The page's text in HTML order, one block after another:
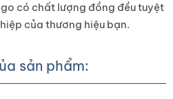
có chất lượng đồng đều tuyệt
của thương hiệu bạn.
sản phẩm: